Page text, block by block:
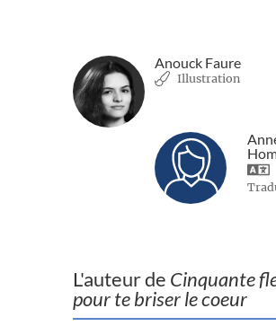
Anouck Faure
Illustration
L'auteur de Cinquante
pour te briser le coeur